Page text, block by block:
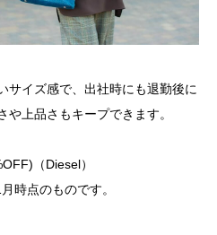
サイズ感で、出社時にも退勤後に
や上品さもキープできます。
（Diesel）
時点のものです。